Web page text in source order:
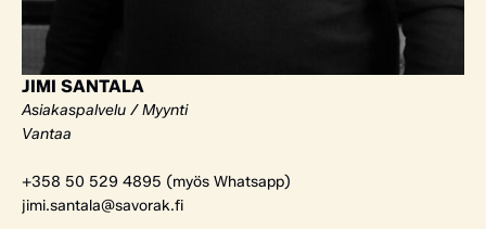
JIMI SANTALA
Asiakaspalvelu / Myynti
Vantaa
+358 50 529 4895 (myös Whatsapp)
jimi.santala@savorak.fi